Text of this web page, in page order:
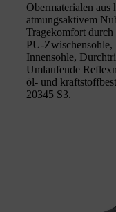
Obermaterialen aus
atmungsaktivem
Tragekomfort durch
PU-Zwischensohle,
Innensohle,
Umlaufende
öl- und
20345 S3.